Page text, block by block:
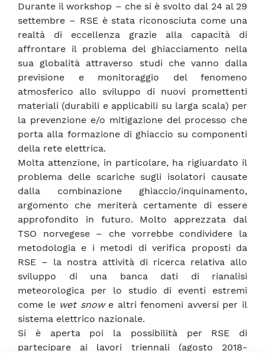
Durante il workshop – che si è svolto dal 24 al 29
settembre – RSE è stata riconosciuta come una
realtà di eccellenza grazie alla capacità di
affrontare il problema del ghiacciamento nella
sua globalità attraverso studi che vanno dalla
previsione e monitoraggio del fenomeno
atmosferico allo sviluppo di nuovi promettenti
materiali (durabili e applicabili su larga scala) per
la prevenzione e/o mitigazione del processo che
porta alla formazione di ghiaccio su componenti
della rete elettrica.
Molta attenzione, in particolare, ha rigiuardato il
problema delle scariche sugli isolatori causate
dalla combinazione ghiaccio/inquinamento,
argomento che meriterà certamente di essere
approfondito in futuro. Molto apprezzata dal
TSO norvegese – che vorrebbe condividere la
metodologia e i metodi di verifica proposti da
RSE – la nostra attività di ricerca relativa allo
sviluppo di una banca dati di rianalisi
meteorologica per lo studio di eventi estremi
come le wet snowe altri fenomeni avversi per il
sistema elettrico nazionale.
Si è aperta poi la possibilità per RSE di
partecipare ai lavori triennali (agosto 2018-